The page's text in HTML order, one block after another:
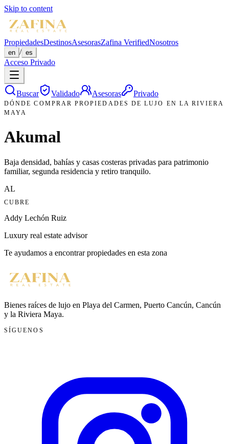
Skip to content
PropiedadesDestinosAsesorasZafina VerifiedNosotros
en / es
Acceso Privado
Buscar Validado Asesoras Privado
DÓNDE COMPRAR PROPIEDADES DE LUJO EN LA RIVIERA
MAYA
Akumal
Baja densidad, bahías y casas costeras privadas para patrimonio
familiar, segunda residencia y retiro tranquilo.
AL
CUBRE
Addy Lechón Ruiz
Luxury real estate advisor
Te ayudamos a encontrar propiedades en esta zona
Bienes raíces de lujo en Playa del Carmen, Puerto Cancún, Cancún
y la Riviera Maya.
SÍGUENOS